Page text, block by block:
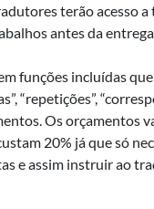
terão acesso
antes da
funções incluídas
“repetições”,
Os orçamentos
20% já que só
e assim instruir ao